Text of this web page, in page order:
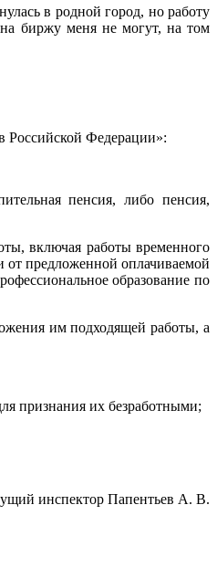
в родной город, но работу
на биржу меня не могут, на том
Российской Федерации»:
пенсия, либо пенсия,
включая работы временного
от предложенной оплачиваемой
образование по
им подходящей работы, а
признания их безработными;
инспектор Папентьев А. В.